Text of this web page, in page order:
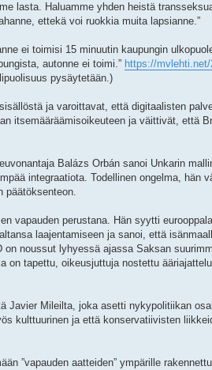
lasta. Haluamme yhden heistä
ettekä voi ruokkia muita lapsianne.”
ei toimisi 15 minuutin kaupungin
autonne ei toimi.” https://
pysäytetään.)
ja varoittavat, että digitaalisten
itsemääräämisoikeuteen ja väittivät, että
Balázs Orbán sanoi Unkarin
integraatiota. Todellinen ongelma, hän
päätöksenteon.
vapauden perustana. Hän syytti
laajentamiseen ja sanoi, että
noussut lyhyessä ajassa Saksan
on tapettu, oikeusjuttuja nostettu
Javier Mileilta, joka asetti nykypolitiikan
kulttuurinen ja että konservatiivisten
”vapauden aatteiden” ympärille